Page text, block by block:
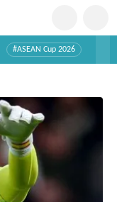
#ASEAN Cup 2026